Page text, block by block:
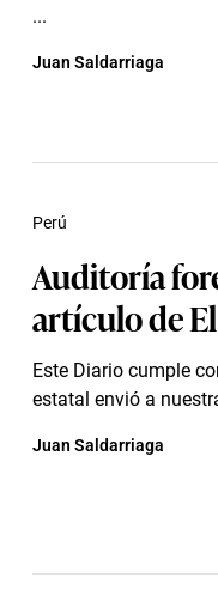
...
Juan Saldarriaga
Auditoría
artículo de
Este Diario cumple
estatal envió a
Perú
Juan Saldarriaga